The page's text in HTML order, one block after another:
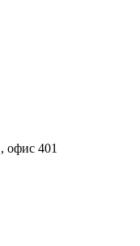
офис 401